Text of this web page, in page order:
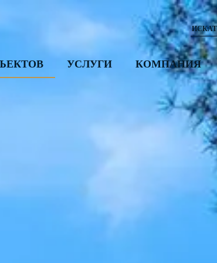
УСЛУГИ КОМПАНИЯ